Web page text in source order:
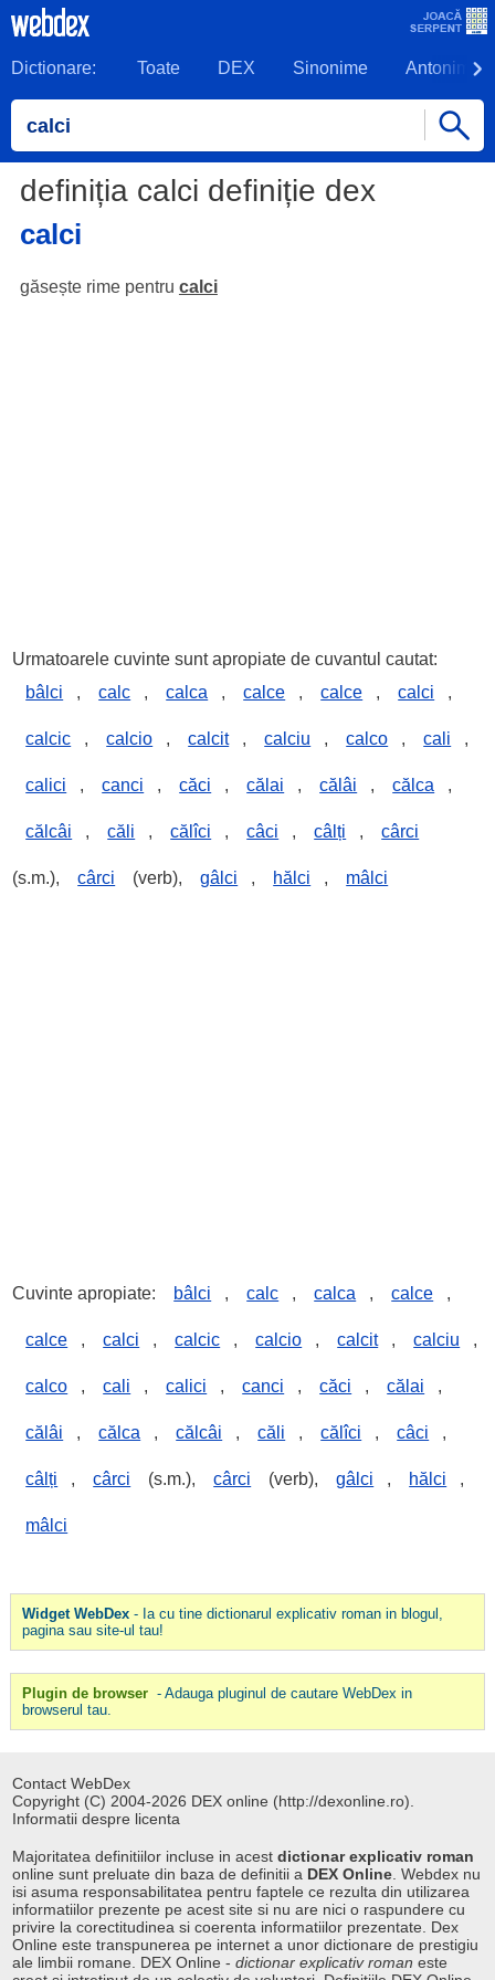
Dictionare: Toate DEX Sinonime Antonime
definiția calci definiție dex
calci
găsește rime pentru calci
Urmatoarele cuvinte sunt apropiate de cuvantul cautat:
bâlci
, calc , calca , calce , calce , calci ,
calcic , calcio , calcit , calciu , calco , cali ,
calici , canci , căci , călai , călâi , călca ,
călcâi , căli , călîci , câci , câlți , cârci
(s.m.), cârci (verb), gâlci , hălci , mâlci
Cuvinte apropiate: bâlci , calc , calca , calce ,
calce , calci , calcic , calcio , calcit , calciu ,
calco , cali , calici , canci , căci , călai ,
călâi , călca , călcâi , căli , călîci , câci ,
câlți , cârci (s.m.), cârci (verb), gâlci , hălci ,
mâlci
Widget WebDex- Ia cu tine dictionarul explicativ roman in blogul,
pagina sau site-ul tau!
Plugin de browser - Adauga pluginul de cautare WebDex in
browserul tau.
Contact WebDex
Copyright (C) 2004-2026 DEX online (http://dexonline.ro).
Informatii despre licenta
Majoritatea definitiilor incluse in acestdictionar explicativ roman
online sunt preluate din baza de definitii a DEX Online . Webdex nu
isi asuma responsabilitatea pentru faptele ce rezulta din utilizarea
informatiilor prezente pe acest site si nu are nici o raspundere cu
privire la corectitudinea si coerenta informatiilor prezentate. Dex
Online este transpunerea pe internet a unor dictionare de prestigiu
ale limbii romane. DEX Online -dictionar explicativ roman este